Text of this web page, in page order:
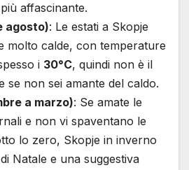
affascinante.
agosto): Le estati a Skopje
molto calde, con temperature
i 30°C, quindi non è il
se non sei amante del caldo.
a marzo): Se amate le
e non vi spaventano le
lo zero, Skopje in inverno
Natale e una suggestiva